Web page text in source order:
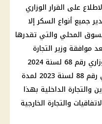
على القرار الوزاري
حظر تصدير جميع أنواع السكر إلا
المحلي والتي تقدرها
موافقة وزير التجارة
والصناعة لمدة 3 أشهر، والقرار الوزاري رقم 68 لسنة 2024
بشأن استمرار العمل بالقرار الوزاري رقم 88 لسنة 2023 لمدة
الداخلية بهذا
والتجارة الخارجية